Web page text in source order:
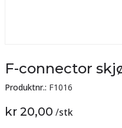
F-connector
Produktnr.: F1016
kr 20,00 /stk